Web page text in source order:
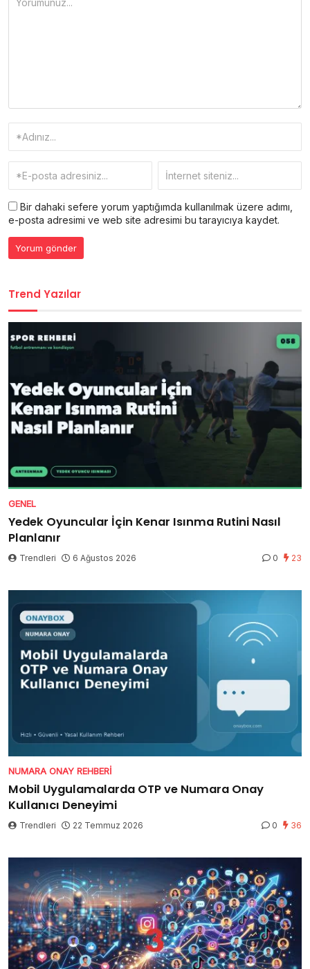
Bir dahaki sefere yorum yaptığımda kullanılmak üzere adımı,
e-posta adresimi ve web site adresimi bu tarayıcıya kaydet.
Trend Yazılar
GENEL
Yedek Oyuncular İçin Kenar Isınma Rutini Nasıl
Planlanır
Trendleri 6 Ağustos 2026 0 23
NUMARA ONAY REHBERI
Mobil Uygulamalarda OTP ve Numara Onay
Kullanıcı Deneyimi
Trendleri 22 Temmuz 2026 0 36